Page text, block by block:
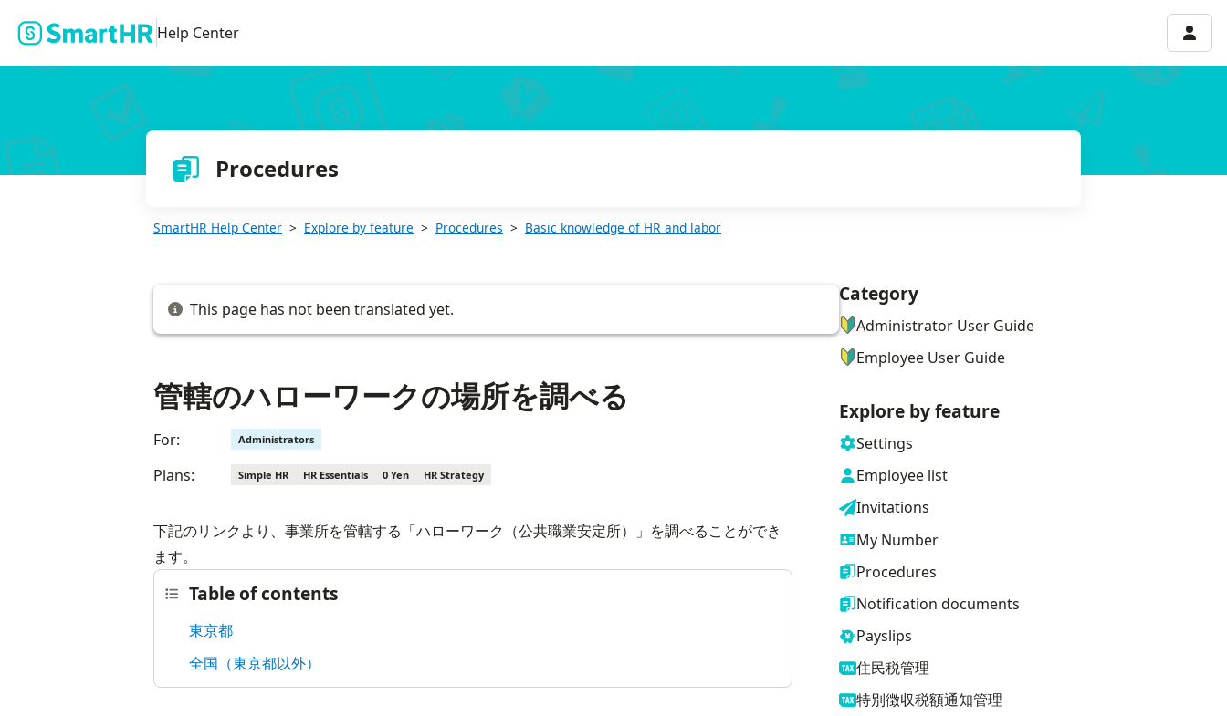
Help Center
Procedures
SmartHR Help Center Explore by feature Procedures Basic knowledge of HR and labor
This page has not been translated yet.
管轄のハローワークの場所を調べる
For: Administrators
Plans: Simple HR HR Essentials 0 Yen HR Strategy
下記のリンクより、事業所を管轄する「ハローワーク（公共職業安定所）」を調べることができ
ます。
Table of contents
東京都
全国（東京都以外）
ナビゲーションメニュー
Category
Administrator User Guide
Employee User Guide
Explore by feature
Settings
Employee list
Invitations
My Number
Procedures
Notification documents
Payslips
住民税管理
特別徴収税額通知管理